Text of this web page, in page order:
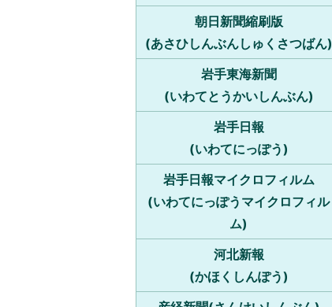
朝日新聞縮刷版
(あさひしんぶんしゅくさつばん)
岩手東海新聞
(いわてとうかいしんぶん)
岩手日報
(いわてにっぽう)
岩手日報マイクロフィルム
(いわてにっぽうマイクロフィル
ム)
河北新報
(かほくしんぽう)